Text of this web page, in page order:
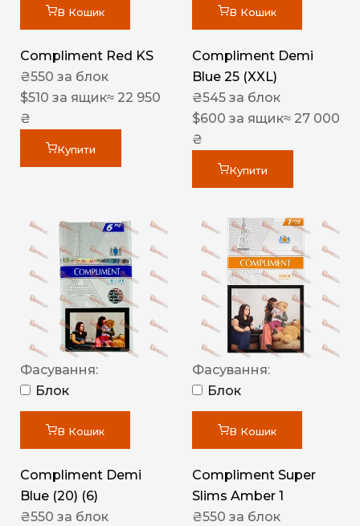
В Кошик
Compliment Red KS
₴550 за блок
$510 за ящик≈ 22 950
₴
Купити
В Кошик
Compliment Demi
Blue 25 (XXL)
₴545 за блок
$600 за ящик≈ 27 000
₴
Купити
Фасування:
Блок
В Кошик
Compliment Demi
Blue (20) (6)
₴550 за блок
Фасування:
Блок
В Кошик
Compliment Super
Slims Amber 1
₴550 за блок